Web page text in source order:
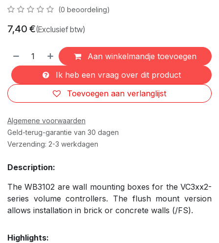
(0 beoordeling)
7,40 €(Exclusief btw)
Aan winkelmandje toevoegen
Ik heb een vraag over dit product
Toevoegen aan verlanglijst
Algemene voorwaarden
Geld-terug-garantie van 30 dagen
Verzending: 2-3 werkdagen
Description:
The WB3102 are wall mounting boxes for the VC3xx2-
series volume controllers. The flush mount version
allows installation in brick or concrete walls (/FS).
Highlights: